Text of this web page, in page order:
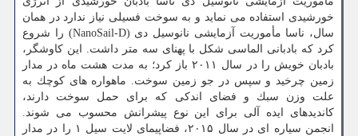
خورشیدی استفاده می نماید و به سوخت فسیلی نیاز ندارد در همان
سال، ناسا مأموریت آزمایشی نانوسیل دی (NanoSail-D) را شروع
كرد كه بادبانی الماسی شكل با پهنای سه متر داشت. این كاوشگر،
بادبان خویش را در سال ۲۰۱۱ باز كرد؛ به مدت هشت ماه در مدار
زمین چرخید و سپس در جو زمین سوخت. ماهواره های كوچك به
علت وزن سبك و فضای اندكی كه برای حمل سوخت دارند،
كاندیدهای ایده آلی برای این نوع پیشرانش محسوب می شوند.
انجمن سیاره ای در سال ۲۰۱۵، فضاپیمای لایت سیل ۱ را در مدار